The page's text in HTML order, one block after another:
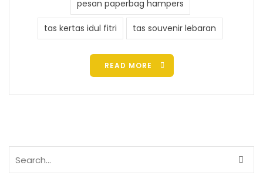
pesan paperbag hampers
tas kertas idul fitri tas souvenir lebaran
READ MORE